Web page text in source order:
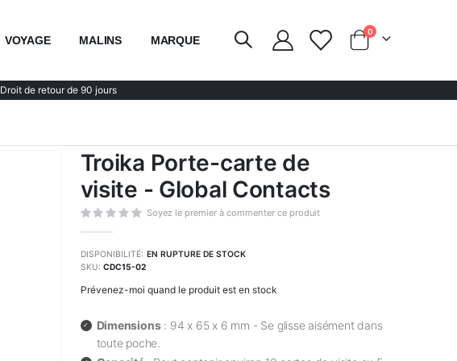
VOYAGE MALINS MARQUE Chariot
0articles
Droit de retour de 90 jours
Troika Porte-carte de
visite - Global Contacts
Soyez le premier à commenter ce produit
DISPONIBILITÉ: EN RUPTURE DE STOCK
SKU CDC15-02
Prévenez-moi quand le produit est en stock
Dimensions: 94 x 65 x 6 mm - Se glisse aisément dans
toute poche.